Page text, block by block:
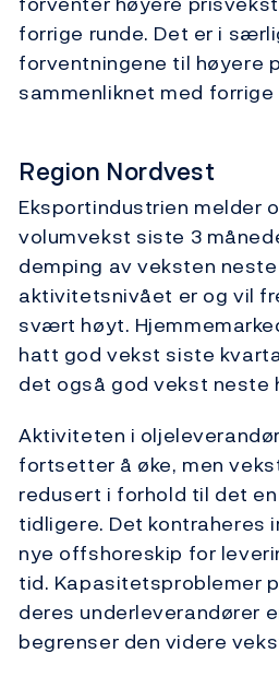
forrige runde. Det er i
forventningene til høyere
sammenliknet med forrige
Region Nordvest
Eksportindustrien melder
volumvekst siste 3
demping av veksten
aktivitetsnivået er og vil
svært høyt.
hatt god vekst siste
det også god vekst neste
Aktiviteten i
fortsetter å øke, men
redusert i forhold til det
tidligere. Det kontraheres
nye offshoreskip for
tid. Kapasitetsproblemer
deres underleverandører
begrenser den videre